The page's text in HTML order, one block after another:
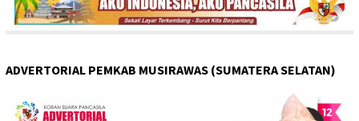
ADVERTORIAL PEMKAB MUSIRAWAS (SUMATERA SELATAN)